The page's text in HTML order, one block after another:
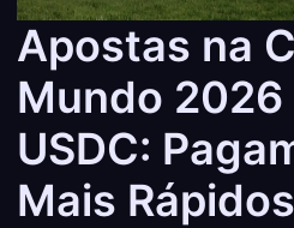
Apostas na
Mundo 2026
USDC:
Mais Rápidos